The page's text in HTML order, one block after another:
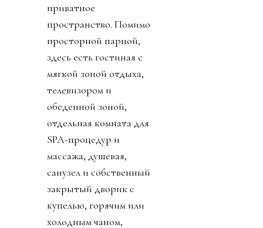
приватное
пространство. Помимо
просторной парной,
здесь есть гостиная с
мягкой зоной отдыха,
телевизором и
обеденной зоной,
отдельная комната для
SPA-процедур и
массажа, душевая,
санузел и собственный
закрытый дворик с
купелью, горячим или
холодным чаном,